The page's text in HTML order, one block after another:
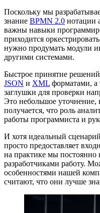
Поскольку мы
знание BPMN 2.0 нотации
важны навыки
приходится
нужно продумать модули
другими системами.
Быстрое принятие решений
JSON и XML форматами, а
заглушки для проверки
Это небольшое
получается, что роль
работы программиста и
И хотя идеальный
просто предоставляет
на практике мы
разработчиками работу.
особенностями нашей
считают, что они лучше